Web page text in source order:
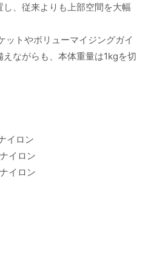
、従来よりも上部空間を大幅
ットやボリューマイジングガイ
ながらも、本体重量は1kgを切
イロン
イロン
イロン